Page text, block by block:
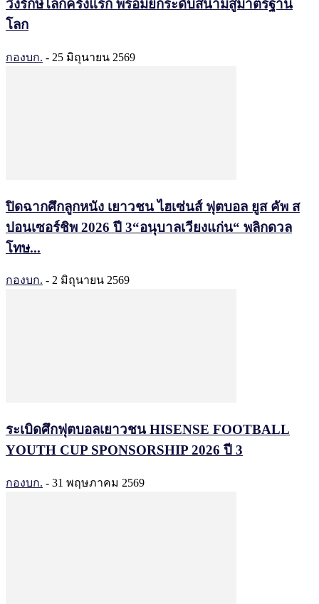
วิ่งรักษ์โลกครั้งแรก พร้อมยกระดับสนามสู่มาตรฐาน
โลก
กองบก. - 25 มิถุนายน 2569
ปิดฉากศึกลูกหนัง เยาวชน ไฮเซ่นส์ ฟุตบอล ยูส คัพ ส
ปอนเซอร์ชิพ 2026 ปี 3“อนุบาลเวียงแก่น“ พลิกดวล
โทษ...
กองบก. - 2 มิถุนายน 2569
ระเบิดศึกฟุตบอลเยาวชน HISENSE FOOTBALL
YOUTH CUP SPONSORSHIP 2026 ปี 3
กองบก. - 31 พฤษภาคม 2569